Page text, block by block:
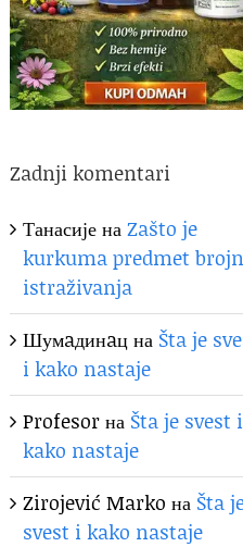
Zadnji komentari
ТанасијенаZašto je
kurkuma predmet
istraživanja
Шумaдинaцна Šta je
i kako nastaje
Profesorна Šta je svest i
kako nastaje
Zirojević Marko на Šta
svest i kako nastaje